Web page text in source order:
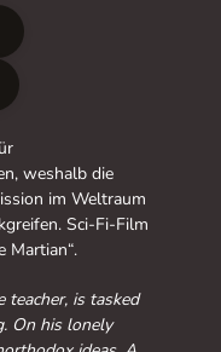
weshalb die
im Weltraum
Sci-Fi-Film
Martian“.
teacher, is tasked
On his lonely